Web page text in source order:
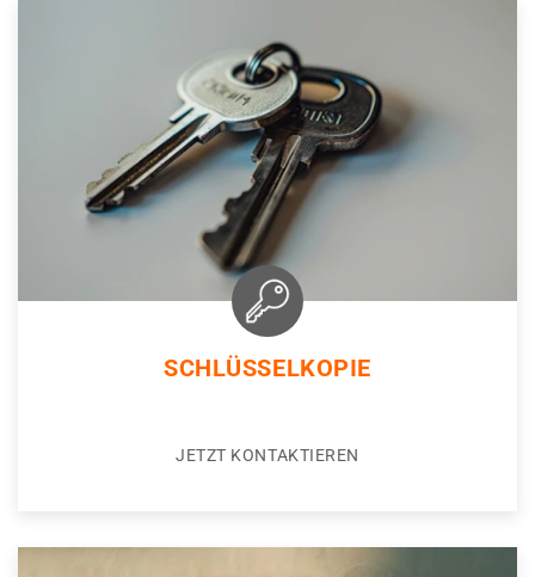
SCHLÜSSELKOPIE
JETZT KONTAKTIEREN